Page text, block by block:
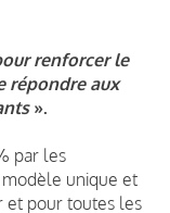
renforcer le
répondre aux
».
par les
modèle unique et
et pour toutes les